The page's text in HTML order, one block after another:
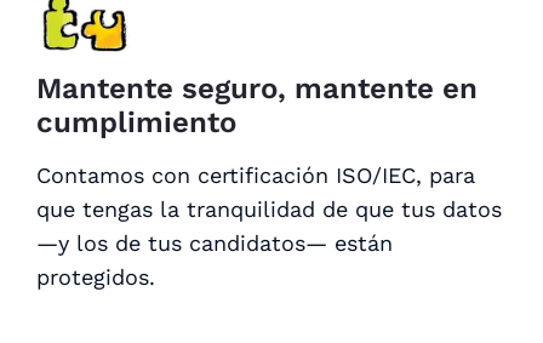
Mantente seguro, mantente en
cumplimiento
Contamos con certificación ISO/IEC, para
que tengas la tranquilidad de que tus datos
—y los de tus candidatos— están
protegidos.